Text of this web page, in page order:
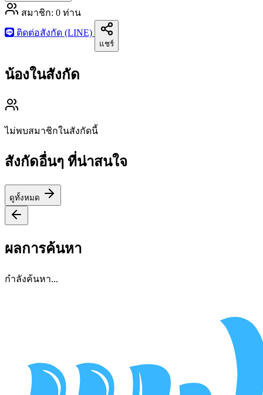
สมาชิก: 0 ท่าน
ติดต่อสังกัด (LINE)
แชร์
น้องในสังกัด
ไม่พบสมาชิกในสังกัดนี้
สังกัดอื่นๆ ที่น่าสนใจ
ดูทั้งหมด
ผลการค้นหา
กำลังค้นหา...